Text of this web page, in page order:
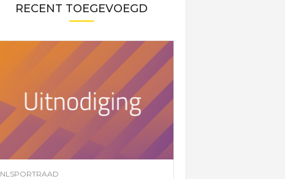
RECENT TOEGEVOEGD
NLSPORTRAAD